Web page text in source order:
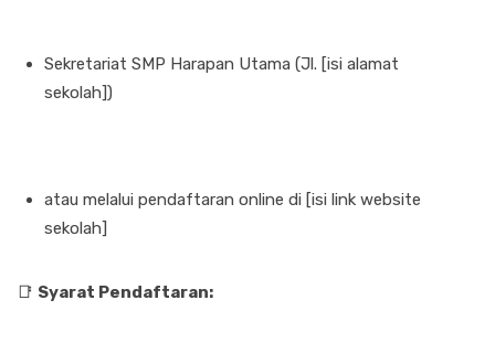
Sekretariat SMP Harapan Utama (Jl. [isi alamat
sekolah])
atau melalui pendaftaran online di [isi link website
sekolah]
📑 Syarat Pendaftaran: